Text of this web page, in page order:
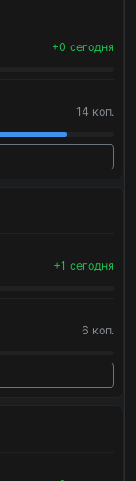
+0 сегодня
14 коп.
+1 сегодня
6 коп.